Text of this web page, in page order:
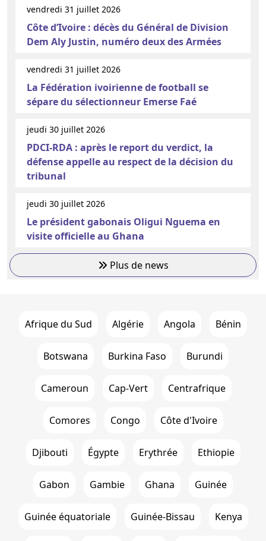
vendredi 31 juillet 2026
Côte d’Ivoire : décès du Général de Division
Dem Aly Justin, numéro deux des Armées
vendredi 31 juillet 2026
La Fédération ivoirienne de football se
sépare du sélectionneur Emerse Faé
jeudi 30 juillet 2026
PDCI-RDA : après le report du verdict, la
défense appelle au respect de la décision du
tribunal
jeudi 30 juillet 2026
Le président gabonais Oligui Nguema en
visite officielle au Ghana
Plus de news
Afrique du Sud Algérie Angola Bénin
Botswana Burkina Faso Burundi
Cameroun Cap-Vert Centrafrique
Comores Congo Côte d'Ivoire
Djibouti Égypte Erythrée Ethiopie
Gabon Gambie Ghana Guinée
Guinée équatoriale Guinée-Bissau Kenya